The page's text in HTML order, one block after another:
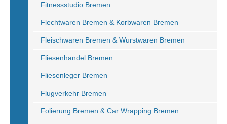
Fitnessstudio Bremen
Flechtwaren Bremen & Korbwaren Bremen
Fleischwaren Bremen & Wurstwaren Bremen
Fliesenhandel Bremen
Fliesenleger Bremen
Flugverkehr Bremen
Folierung Bremen & Car Wrapping Bremen